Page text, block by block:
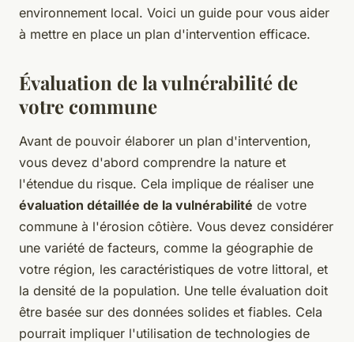
environnement local. Voici un guide pour vous aider
à mettre en place un plan d'intervention efficace.
Évaluation de la vulnérabilité de
votre commune
Avant de pouvoir élaborer un plan d'intervention,
vous devez d'abord comprendre la nature et
l'étendue du risque. Cela implique de réaliser une
évaluation détaillée de la vulnérabilité de votre
commune à l'érosion côtière. Vous devez considérer
une variété de facteurs, comme la géographie de
votre région, les caractéristiques de votre littoral, et
la densité de la population. Une telle évaluation doit
être basée sur des données solides et fiables. Cela
pourrait impliquer l'utilisation de technologies de